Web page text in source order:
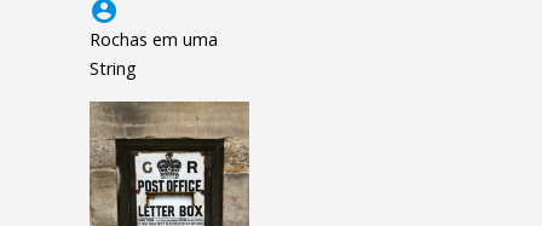
account_circle
Rochas em uma
String